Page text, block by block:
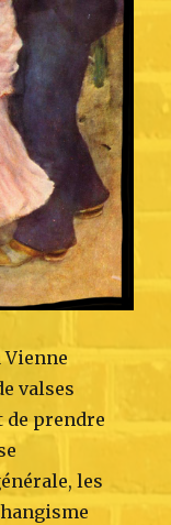
valses
de prendre
les